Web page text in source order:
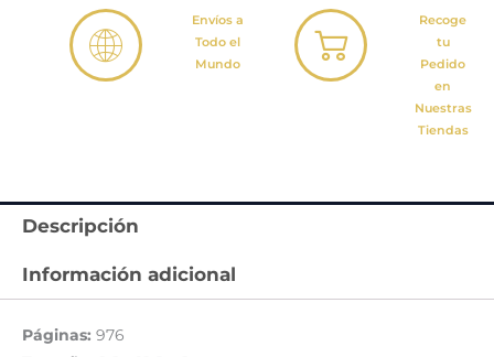
Envíos a
Todo el
Mundo
Recoge
tu
Pedido
en
Nuestras
Tiendas
Descripción
Información adicional
Páginas: 976